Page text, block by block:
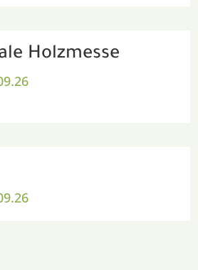
Holzmesse